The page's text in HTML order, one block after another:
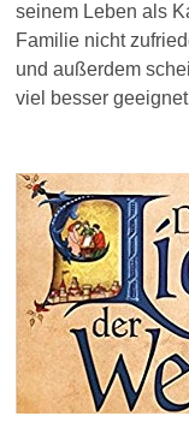
seinem Leben als
Familie nicht
und außerdem
viel besser